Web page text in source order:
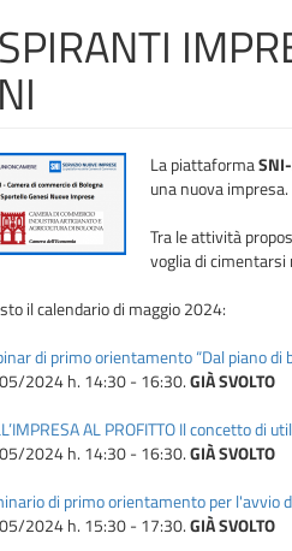
La piattaforma
una nuova impresa.
Tra le attività
voglia di cimentarsi
il calendario di maggio 2024:
di primo orientamento “Dal piano di
2024 h. 14:30 - 16:30.GIÀ SVOLTO
AL PROFITTO Il concetto di
2024 h. 14:30 - 16:30.GIÀ SVOLTO
di primo orientamento per l'avvio
2024 h. 15:30 - 17:30.GIÀ SVOLTO